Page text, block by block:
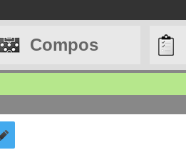
Compos